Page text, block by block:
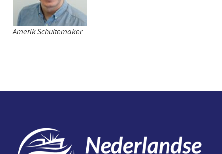
Amerik Schuitemaker